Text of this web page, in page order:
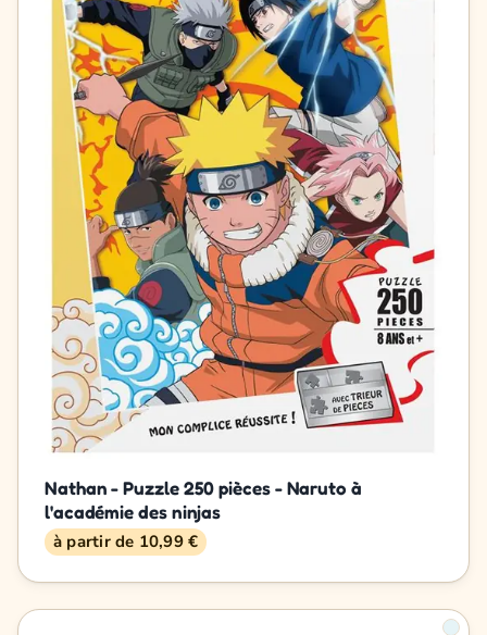
Nathan - Puzzle 250 pièces - Naruto à
l'académie des ninjas
à partir de 10,99 €